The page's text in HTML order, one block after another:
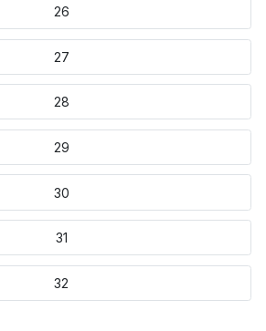
26
27
28
29
30
31
32